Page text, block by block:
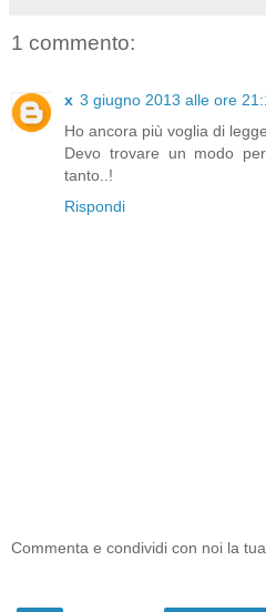
1 commento:
x 3 giugno 2013 alle ore
Ho ancora più voglia di
Devo trovare un modo
tanto..!
Rispondi
Commenta e condividi con noi la